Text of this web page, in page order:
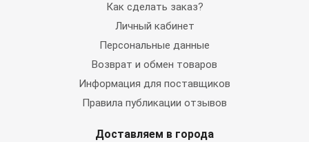
Как сделать заказ?
Личный кабинет
Персональные данные
Возврат и обмен товаров
Информация для поставщиков
Правила публикации отзывов
Доставляем в города